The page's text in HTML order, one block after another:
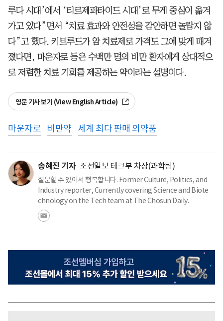
루다 시대’에서 ‘티르제파타이드 시대’로 무게 중심이 옮겨
가고 있다”면서 “치료 효과와 안전성을 감안하면 놀랍지 않
다”고 했다. 키트루드가 암 치료제로 가격도 그에 맞게 매겨
졌다면, 마운자로 등은 수백만 명의 비만 환자에게 상대적으
로 저렴한 치료 기회를 제공하는 약이라는 설명이다.
영문 기사 보기 (View English Article)
마운자로 비만약 세계 최다 판매 의약품
송혜진 기자 조선일보 테크부 차장(과학팀)
질문할 수 있어서 행복합니다. Former Culture, Politics, and
Industry reporter, Currently covering Science and Biote
chnology on the Tech team at The Chosun Daily.